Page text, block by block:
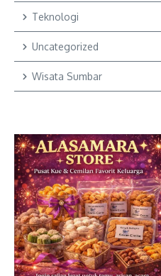
Teknologi
Uncategorized
Wisata Sumbar